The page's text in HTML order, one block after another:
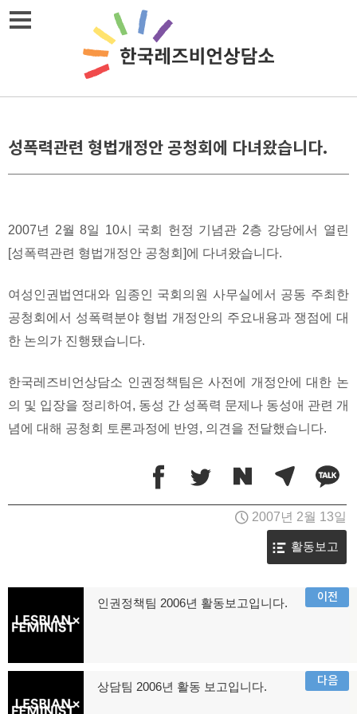
Skip
성폭력관련 형법개정안 공청회에 다녀왔습니다.
2007년 2월 8일 10시 국회 헌정 기념관 2층 강당에서 열린
[성폭력관련 형법개정안 공청회]에 다녀왔습니다.
여성인권법연대와 임종인 국회의원 사무실에서 공동 주최한
공청회에서 성폭력분야 형법 개정안의 주요내용과 쟁점에 대
한 논의가 진행됐습니다.
한국레즈비언상담소 인권정책팀은 사전에 개정안에 대한 논
의 및 입장을 정리하여, 동성 간 성폭력 문제나 동성애 관련 개
념에 대해 공청회 토론과정에 반영, 의견을 전달했습니다.
2007년 2월 13일
활동보고
탐
색
이전
전
인권정책팀 2006년 활동보고입니다.
다음
음
상담팀 2006년 활동 보고입니다.